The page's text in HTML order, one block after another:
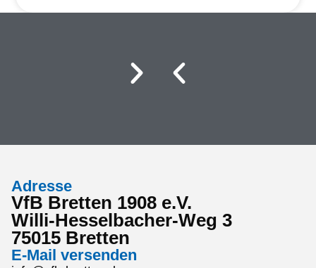
Adresse
VfB Bretten 1908 e.V.
Willi-Hesselbacher-Weg 3
75015 Bretten
E-Mail versenden